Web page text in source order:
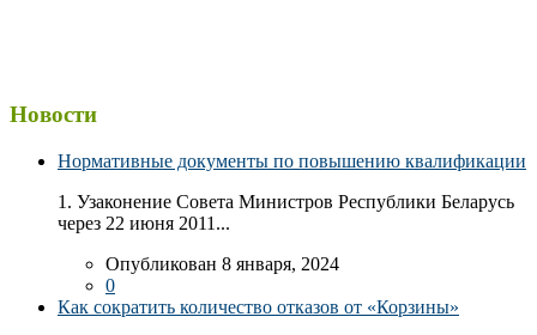
Новости
Нормативные документы по повышению квалификации
1. Узаконение Совета Министров Республики Беларусь
через 22 июня 2011...
Опубликован 8 января, 2024
0
Как сократить количество отказов от «Корзины»